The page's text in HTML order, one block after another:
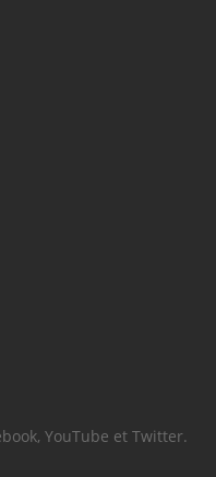
YouTube et Twitter.